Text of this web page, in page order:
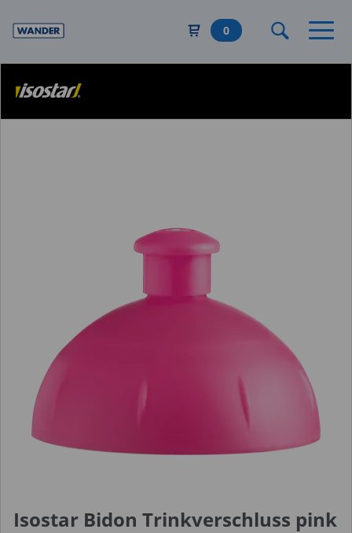
zum
0
Isostar Bidon Trinkverschluss pink